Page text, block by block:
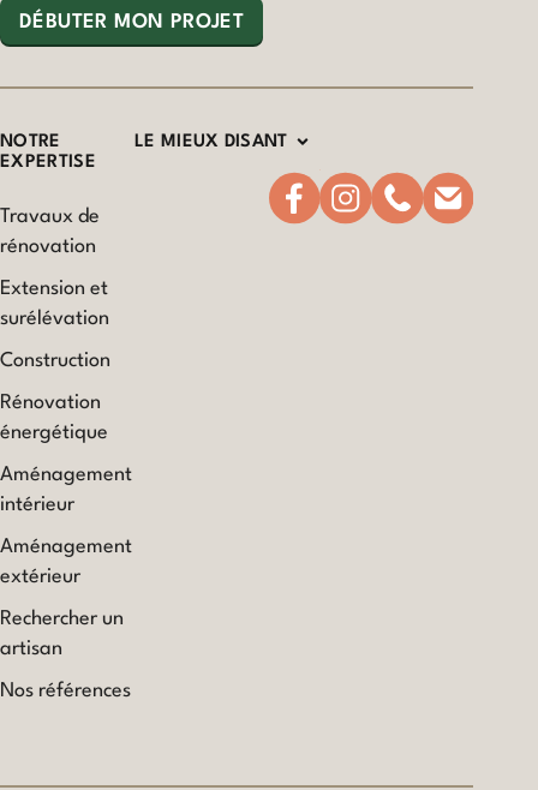
DÉBUTER MON PROJET
NOTRE
EXPERTISE
Travaux de
rénovation
Extension et
surélévation
Construction
Rénovation
énergétique
Aménagement
intérieur
Aménagement
extérieur
Rechercher un
artisan
Nos références
LE MIEUX DISANT